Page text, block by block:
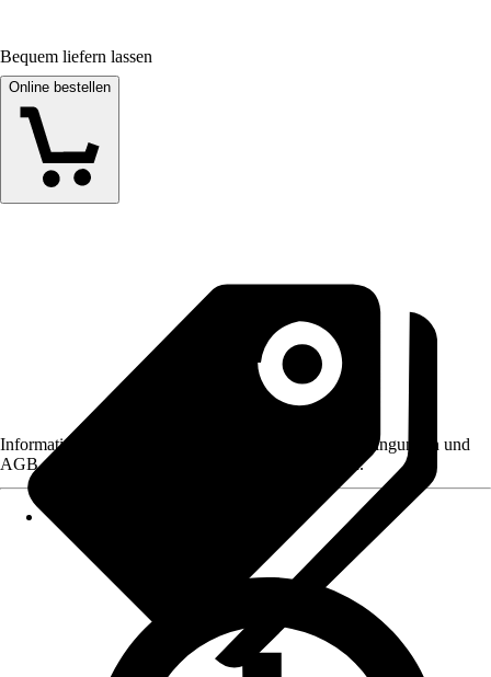
Bequem liefern lassen
Online bestellen
Informationen des Verkäufers, wie z. B. Rückgabebedingungen und
AGB, finden Sie bei Klick auf den Verkäufernamen.